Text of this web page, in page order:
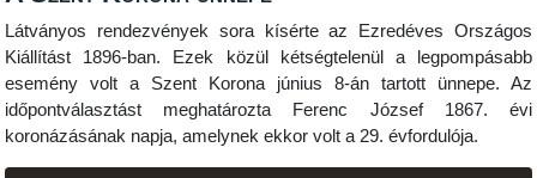
Látványos rendezvények sora kísérte az Ezredéves Országos
Kiállítást 1896-ban. Ezek közül kétségtelenül a legpompásabb
esemény volt a Szent Korona június 8-án tartott ünnepe. Az
időpontválasztást meghatározta Ferenc József 1867. évi
koronázásának napja, amelynek ekkor volt a 29. évfordulója.